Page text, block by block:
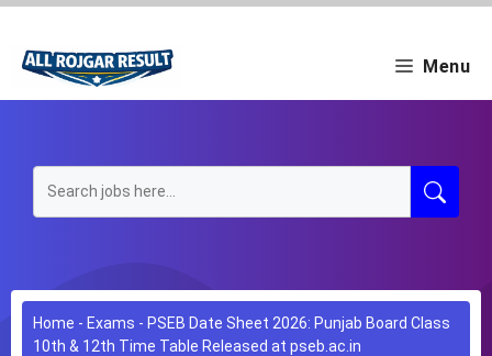
Skip
content
Menu
Home - Exams - PSEB Date Sheet 2026: Punjab Board Class
10th & 12th Time Table Released at pseb.ac.in